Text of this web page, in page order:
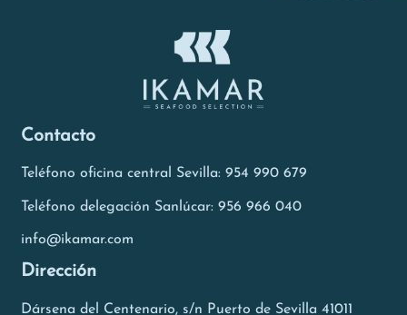
Contacto
Teléfono oficina central Sevilla: 954 990 679
Teléfono delegación Sanlúcar: 956 966 040
info@ikamar.com
Dirección
Dársena del Centenario, s/n Puerto de Sevilla 41011